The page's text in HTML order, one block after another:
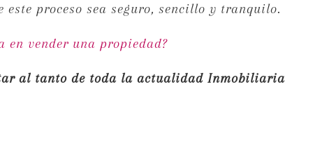
este proceso sea seguro, sencillo y tranquilo.
en vender una propiedad?
al tanto de toda la actualidad Inmobiliaria